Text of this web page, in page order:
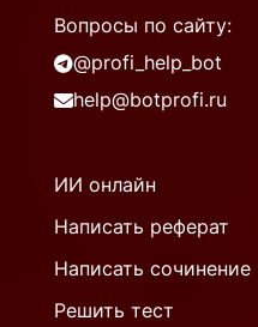
Вопросы по сайту:
@profi_help_bot
help@botprofi.ru
ИИ онлайн
Написать реферат
Написать сочинение
Решить тест